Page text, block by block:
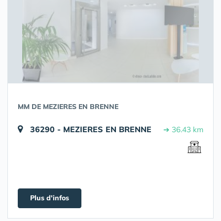
MM DE MEZIERES EN BRENNE
36290 - MEZIERES EN BRENNE ➔ 36.43 km
Plus d'infos